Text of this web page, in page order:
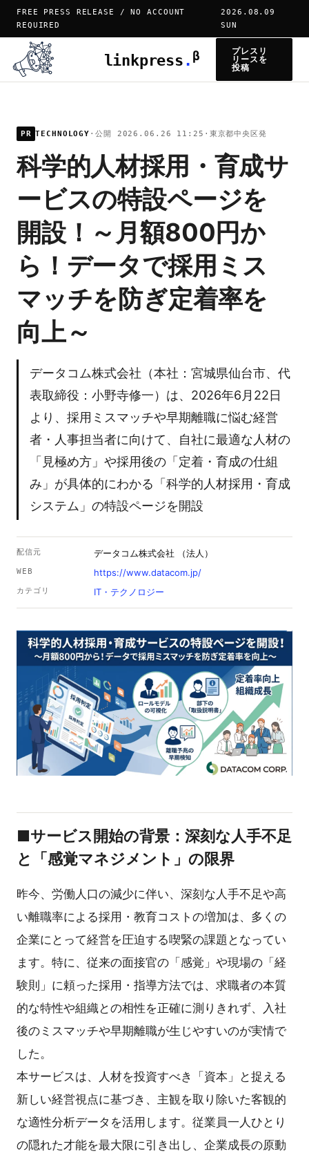
FREE PRESS RELEASE / NO ACCOUNT
REQUIRED
2026.08.09
SUN
linkpress . β
プレスリ
リースを
投稿
PR TECHNOLOGY ·公開 2026.06.26 11:25 · 東京都中央区発
科学的人材採用・育成サ
ービスの特設ページを
開設！～月額800円か
ら！データで採用ミス
マッチを防ぎ定着率を
向上～
データコム株式会社（本社：宮城県仙台市、代
表取締役：小野寺修一）は、2026年6月22日
より、採用ミスマッチや早期離職に悩む経営
者・人事担当者に向けて、自社に最適な人材の
「見極め方」や採用後の「定着・育成の仕組
み」が具体的にわかる「科学的人材採用・育成
システム」の特設ページを開設
配信元 データコム株式会社 （法人）
WEB https://www.datacom.jp/
カテゴリ IT・テクノロジー
■サービス開始の背景：深刻な人手不足
と「感覚マネジメント」の限界
昨今、労働人口の減少に伴い、深刻な人手不足や高
い離職率による採用・教育コストの増加は、多くの
企業にとって経営を圧迫する喫緊の課題となってい
ます。特に、従来の面接官の「感覚」や現場の「経
験則」に頼った採用・指導方法では、求職者の本質
的な特性や組織との相性を正確に測りきれず、入社
後のミスマッチや早期離職が生じやすいのが実情で
した。
本サービスは、人材を投資すべき「資本」と捉える
新しい経営視点に基づき、主観を取り除いた客観的
な適性分析データを活用します。従業員一人ひとり
の隠れた才能を最大限に引き出し、企業成長の原動